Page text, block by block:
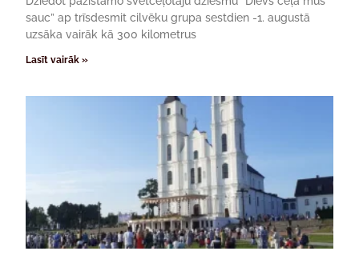
sauc” ap trīsdesmit cilvēku grupa sestdien -1. augustā
uzsāka vairāk kā 300 kilometrus
Lasīt vairāk »